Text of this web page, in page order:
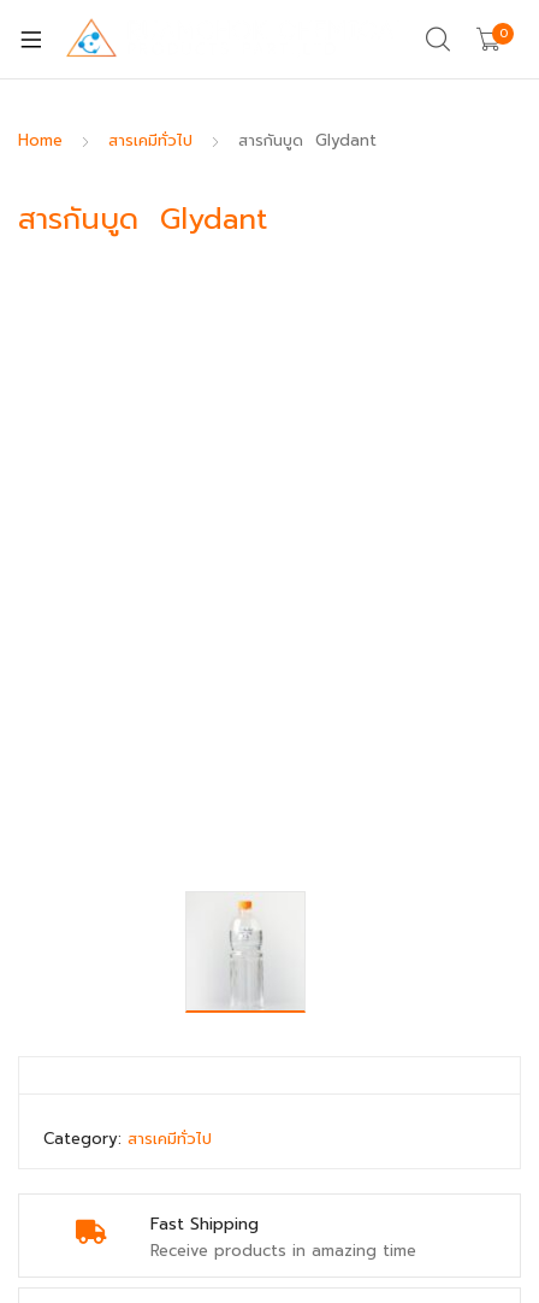
0
Home สารเคมีทั่วไป สารกันบูด Glydant
สารกันบูด Glydant
Fast Shipping
Receive products in amazing time
Category: สารเคมีทั่วไป